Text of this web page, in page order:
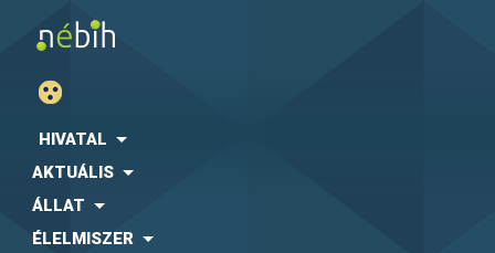
HIVATAL
AKTUÁLIS
ÁLLAT
ÉLELMISZER